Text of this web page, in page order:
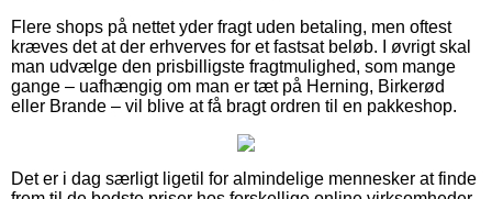
Flere shops på nettet yder fragt uden betaling, men oftest
kræves det at der erhverves for et fastsat beløb. I øvrigt skal
man udvælge den prisbilligste fragtmulighed, som mange
gange – uafhængig om man er tæt på Herning, Birkerød
eller Brande – vil blive at få bragt ordren til en pakkeshop.
Det er i dag særligt ligetil for almindelige mennesker at finde